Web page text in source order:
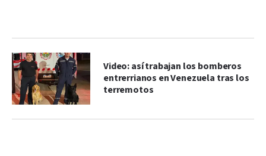
Video: así trabajan los bomberos
entrerrianos en Venezuela tras los
terremotos